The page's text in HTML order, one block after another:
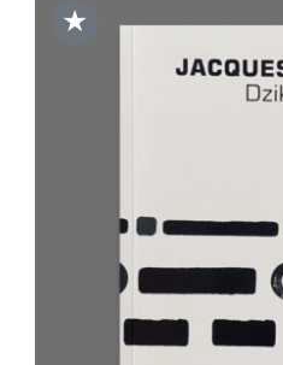
★
DODAJ DO KOSZYKA